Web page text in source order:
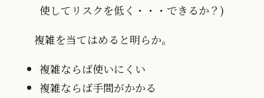
使してリスクを低く・・・できるか？)
複雑を当てはめると明らか。
複雑ならば使いにくい
複雑ならば手間がかかる